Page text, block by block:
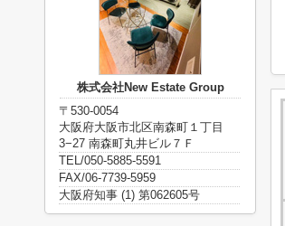
株式会社New Estate Group
〒530-0054
大阪府大阪市北区南森町１丁目
3−27 南森町丸井ビル７Ｆ
TEL/050-5885-5591
FAX/06-7739-5959
大阪府知事 (1) 第062605号